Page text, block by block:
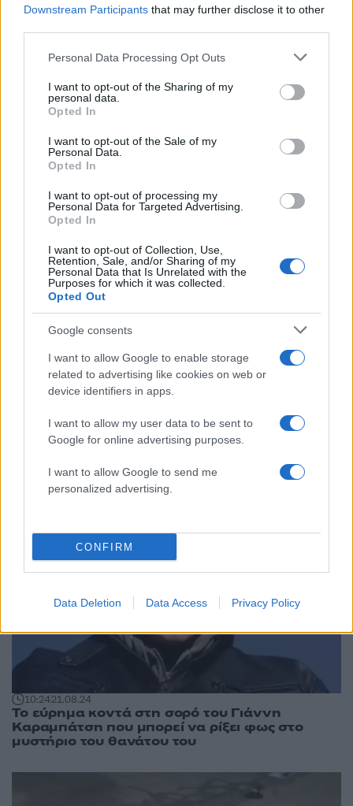
Downstream Participants that may further disclose it to other
Please note that this website/app uses one or more Google
not limited to your visit or usage behaviour. You may click to
grant or deny consent to Google and its third-party tags to
use your data for below specified purposes in below Google
consent section.
Personal Data Processing Opt Outs
I want to opt-out of the Sharing of my
personal data.
Opted In
I want to opt-out of the Sale of my
Personal Data.
Opted In
I want to opt-out of processing my
Personal Data for Targeted Advertising.
Opted In
I want to opt-out of Collection, Use,
Retention, Sale, and/or Sharing of my
Personal Data that Is Unrelated with the
Purposes for which it was collected.
Opted Out
Google consents
I want to allow Google to enable storage
related to advertising like cookies on web or
device identifiers in apps.
I want to allow my user data to be sent to
Google for online advertising purposes.
I want to allow Google to send me
personalized advertising.
CONFIRM
Data Deletion Data Access Privacy Policy
09:0627.08.24
για το θρίλερ με τον θάνατο του Γιάννη
Καραμπάτση - Από την αρχή η έρευνα
Άδωνις Γεωργιάδης: «Η τουρίστρια στη
Μαγνησία δεν κατέληξε από έλλειψη γιατρών
10:2421.08.24
Το εύρημα κοντά στη σορό του Γιάννη
Καραμπάτση που μπορεί να ρίξει φως στο
μυστήριο του θανάτου του